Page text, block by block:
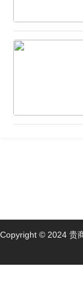
Copyright © 2024 贵